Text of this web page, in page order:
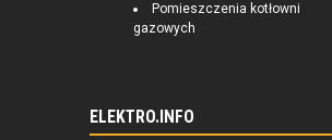
Pomieszczenia kotłowni
gazowych
ELEKTRO.INFO